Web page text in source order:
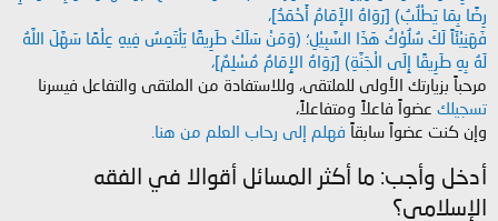
رِضًا بِمَا يَطْلُبُ) [رَوَاهُ الإَمَامُ أَحْمَدُ]،
فَهَنِيْئَاً لَكَ سُلُوْكُ هَذَا السَّبِيْلِ؛ (وَمَنْ سَلَكَ طَرِيقًا يَلْتَمِسُ فِيهِ عِلْمًا سَهَّلَ اللَّهُ
لَهُ بِهِ طَرِيقًا إِلَى الْجَنَّةِ) [رَوَاهُ الإِمَامُ مُسْلِمٌ]،
مرحباً بزيارتك الأولى للملتقى، وللاستفادة من الملتقى والتفاعل فيسرنا
تسجيلك عضواً فاعلاً ومتفاعلاً،
وإن كنت عضواً سابقاً فهلم إلى رحاب العلم من هنا.
أدخل وأجب: ما أكثر المسائل أقوالا في الفقه
الإسلامي؟